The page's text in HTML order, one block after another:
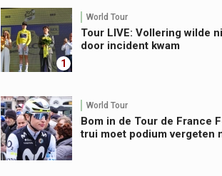
1
World Tour
Tour LIVE: Vollering wilde
door incident kwam
World Tour
Bom in de Tour de France
trui moet podium vergeten